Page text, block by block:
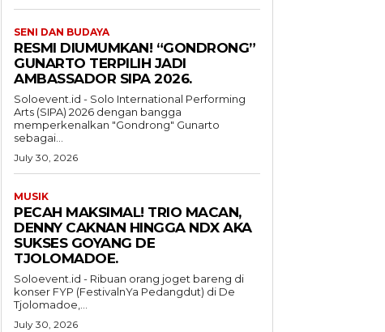
SENI DAN BUDAYA
RESMI DIUMUMKAN! “GONDRONG”
GUNARTO TERPILIH JADI
AMBASSADOR SIPA 2026.
Soloevent.id - Solo International Performing
Arts (SIPA) 2026 dengan bangga
memperkenalkan "Gondrong" Gunarto
sebagai...
July 30, 2026
MUSIK
PECAH MAKSIMAL! TRIO MACAN,
DENNY CAKNAN HINGGA NDX AKA
SUKSES GOYANG DE
TJOLOMADOE.
Soloevent.id - Ribuan orang joget bareng di
konser FYP (FestivalnYa Pedangdut) di De
Tjolomadoe,...
July 30, 2026